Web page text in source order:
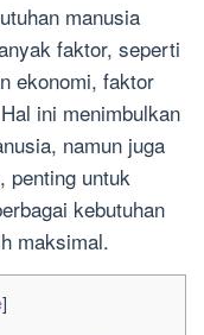
manusia
faktor, seperti
ekonomi, faktor
ini menimbulkan
namun juga
penting untuk
kebutuhan
maksimal.
]